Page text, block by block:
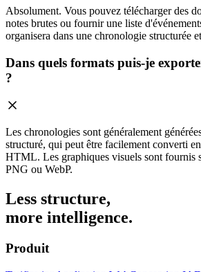
Absolument. Vous pouvez télécharger des
notes brutes ou fournir une liste
organisera dans une chronologie structurée
Dans quels formats puis-je
?
Les chronologies sont généralement
structuré, qui peut être facilement converti
HTML. Les graphiques visuels sont fournis
PNG ou WebP.
Less structure,
more intelligence.
Produit